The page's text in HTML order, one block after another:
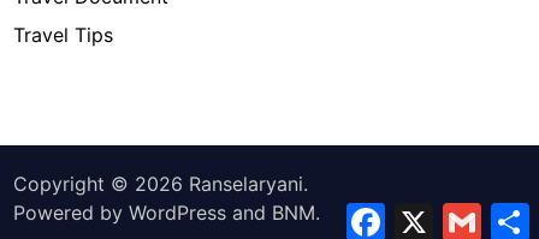
Travel Tips
Copyright © 2026 Ranselaryani.
Powered byWordPress and BNM. Facebook
X Gmail